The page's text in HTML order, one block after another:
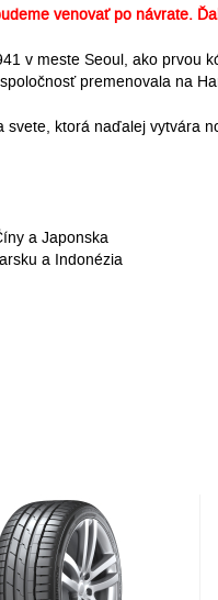
venovať po návrate.
v meste Seoul, ako prvou
premenovala na
ktorá naďalej vytvára
a Japonska
a Indonézia